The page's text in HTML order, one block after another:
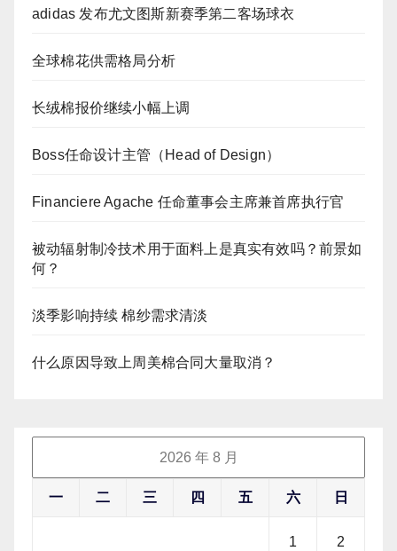
adidas 发布尤文图斯新赛季第二客场球衣
全球棉花供需格局分析
长绒棉报价继续小幅上调
Boss任命设计主管（Head of Design）
Financiere Agache 任命董事会主席兼首席执行官
被动辐射制冷技术用于面料上是真实有效吗？前景如
何？
淡季影响持续 棉纱需求清淡
什么原因导致上周美棉合同大量取消？
2026 年 8 月
一 二 三 四 五 六 日
1 2